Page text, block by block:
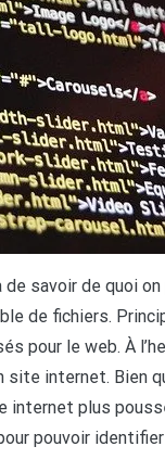
savoir de quoi on
de fichiers.
pour le web. À
internet. Bien
internet plus
pouvoir